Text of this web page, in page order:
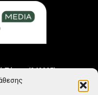
Τύπου (242225)